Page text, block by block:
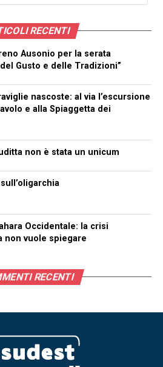
RECENTI
Ausonio per la serata
Gusto e delle Tradizioni”
nascoste: al via l’escursione
e alla Spiaggetta dei
non è stata un unicum
Occidentale: la crisi
non vuole spiegare
RECENTI